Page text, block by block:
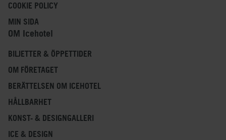
COOKIE POLICY
MIN SIDA
OM Icehotel
BILJETTER & ÖPPETTIDER
OM FÖRETAGET
BERÄTTELSEN OM ICEHOTEL
HÅLLBARHET
KONST- & DESIGNGALLERI
ICE & DESIGN